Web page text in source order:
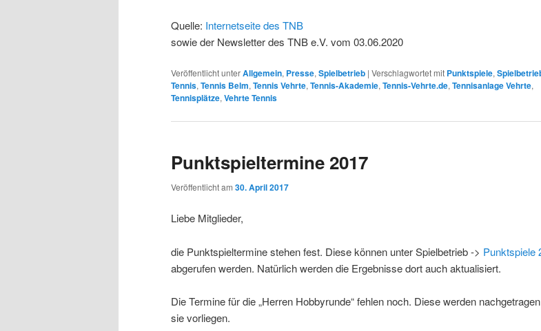
Quelle: Internetseite des TNB
sowie der Newsletter des TNB e.V. vom 03.06.2020
Veröffentlicht unterAllgemein, Presse,Spielbetrieb | Verschlagwortet mit Punktspiele,
Tennis,Tennis Belm,Tennis Vehrte,Tennis-Akademie,Tennis-Vehrte.de,Tennisanlage Vehrte,
Tennisplätze,Vehrte Tennis
Punktspieltermine 2017
Veröffentlicht am 30. April 2017
Liebe Mitglieder,
die Punktspieltermine stehen fest. Diese können unter Spielbetrieb -> Punktspiele
abgerufen werden. Natürlich werden die Ergebnisse dort auch aktualisiert.
Die Termine für die „Herren Hobbyrunde“ fehlen noch. Diese werden
sie vorliegen.